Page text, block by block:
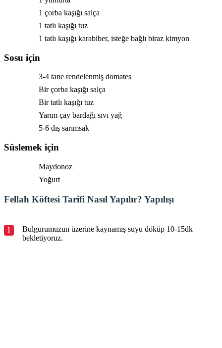
1 çorba kaşığı salça
1 tatlı kaşığı tuz
1 tatlı kaşığı karabiber, isteğe bağlı biraz kimyon
Sosu için
3-4 tane rendelenmiş domates
Bir çorba kaşığı salça
Bir tatlı kaşığı tuz
Yarım çay bardağı sıvı yağ
5-6 dış sarımsak
Süslemek için
Maydonoz
Yoğurt
Fellah Köftesi Tarifi Nasıl Yapılır? Yapılışı
1
Bulgurumuzun üzerine kaynamış suyu döküp 10-15dk
bekletiyoruz.